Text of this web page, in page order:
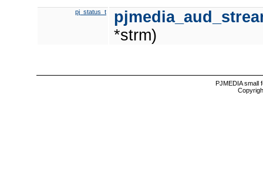
pj_status_t
*strm)
PJMEDIA small